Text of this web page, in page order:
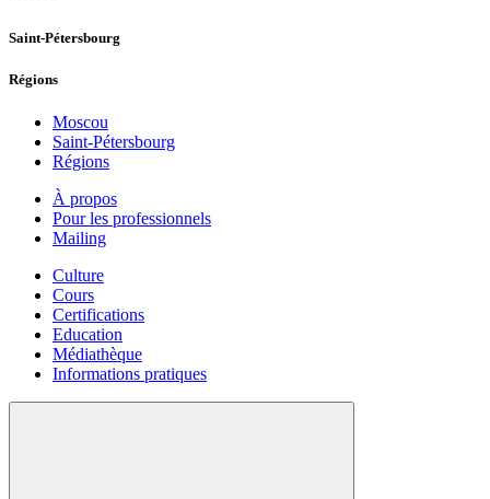
Saint-Pétersbourg
Régions
Moscou
Saint-Pétersbourg
Régions
À propos
Pour les professionnels
Mailing
Culture
Cours
Certifications
Education
Médiathèque
Informations pratiques